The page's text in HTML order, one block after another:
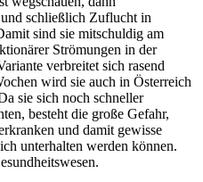
schließlich Zuflucht in
sind sie mitschuldig am
Strömungen in der
verbreitet sich rasend
wird sie auch in Österreich
sie sich noch schneller
besteht die große Gefahr,
und damit gewisse
unterhalten werden können.